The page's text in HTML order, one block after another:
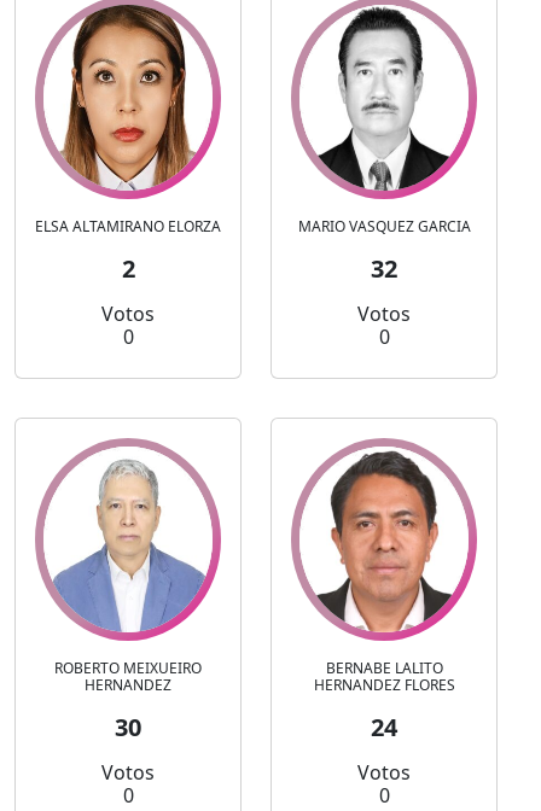
ELSA ALTAMIRANO ELORZA
2
Votos
0
MARIO VASQUEZ GARCIA
32
Votos
0
ROBERTO MEIXUEIRO
HERNANDEZ
30
Votos
0
BERNABE LALITO
HERNANDEZ FLORES
24
Votos
0